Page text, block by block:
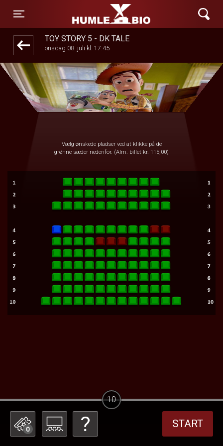
Toggle navigation
Humle Bio
TOY STORY 5 - DK TALE
onsdag 08. juli kl. 17:45
Vælg ønskede pladser ved at klikke på de
grønne sæder nedenfor. (Alm. billet kr. 115,00)
0 START
10
1step-front02 034016